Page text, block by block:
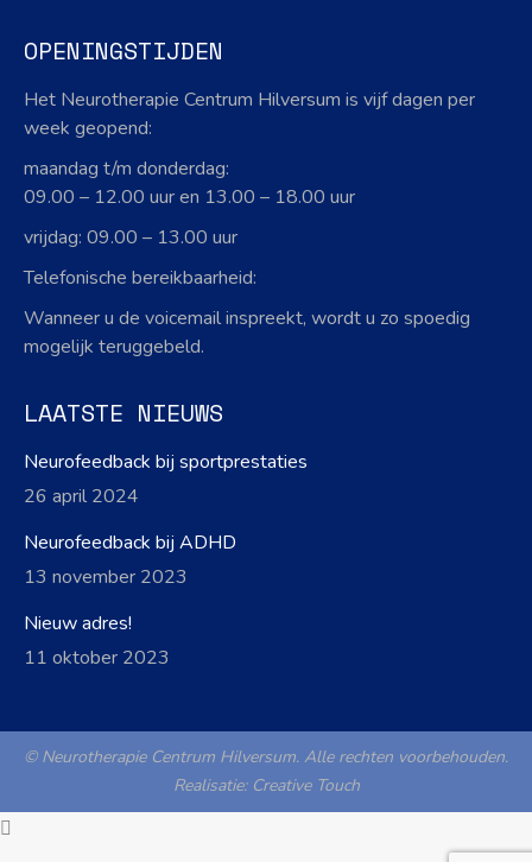
opens
in
new
opens
new
OPENINGSTIJDEN
Het Neurotherapie Centrum Hilversum is vijf dagen per
week geopend:
maandag t/m donderdag:
09.00 – 12.00 uur en 13.00 – 18.00 uur
vrijdag: 09.00 – 13.00 uur
Telefonische bereikbaarheid:
Wanneer u de voicemail inspreekt, wordt u zo spoedig
mogelijk teruggebeld.
LAATSTE NIEUWS
Neurofeedback bij sportprestaties
26 april 2024
Neurofeedback bij ADHD
13 november 2023
Nieuw adres!
11 oktober 2023
© Neurotherapie Centrum Hilversum. Alle rechten voorbehouden.
Realisatie: Creative Touch